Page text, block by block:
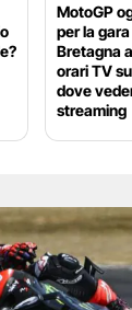
MotoGP
per la
Bretagna
orari TV
dove
streaming